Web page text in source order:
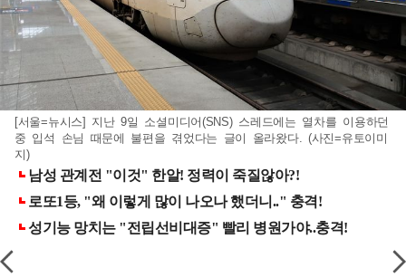
[서울=뉴시스] 지난 9일 소셜미디어(SNS) 스레드에는 열차를 이용하던
중 입석 손님 때문에 불편을 겪었다는 글이 올라왔다. (사진=유토이미
지)